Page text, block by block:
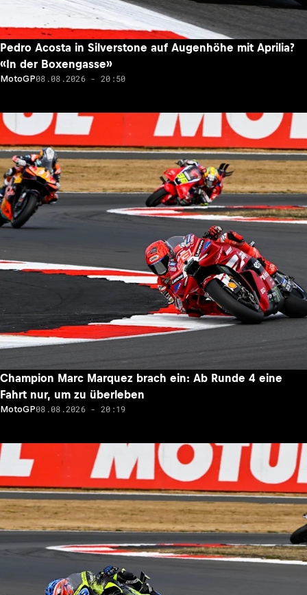
Pedro Acosta in Silverstone auf Augenhöhe mit Aprilia?
«In der Boxengasse»
MotoGP08.08.2026 - 20:50
Champion Marc Marquez brach ein: Ab Runde 4 eine
Fahrt nur, um zu überleben
MotoGP08.08.2026 - 20:19